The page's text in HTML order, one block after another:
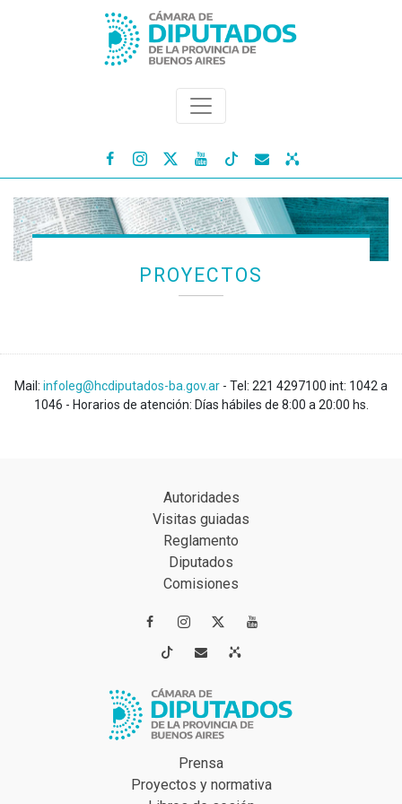
   
PROYECTOS
Mail: infoleg@hcdiputados-ba.gov.ar - Tel: 221 4297100 int: 1042 a
1046 - Horarios de atención: Días hábiles de 8:00 a 20:00 hs.
Autoridades
Visitas guiadas
Reglamento
Diputados
Comisiones
 
 
Prensa
Proyectos y normativa